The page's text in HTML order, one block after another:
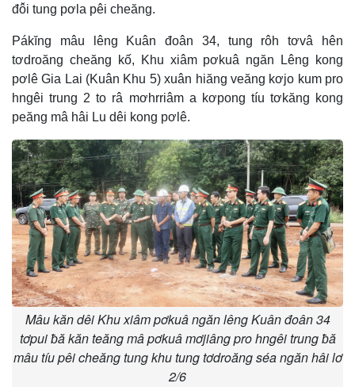
đô̆i tung pơla pêi cheăng.
Pákĭng mâu lêng Kuân đoân 34, tung rôh tơvâ hên
tơdroăng cheăng kố, Khu xiâm pơkuâ ngăn Lêng kong
pơlê Gia Lai (Kuân Khu 5) xuân hiăng veăng kơjo kum pro
hngêi trung 2 to râ mơhrriâm a kơpong tíu tơkăng kong
peăng mâ hâi Lu dêi kong pơlê.
Mâu kăn dêi Khu xiâm pơkuâ ngăn lêng Kuân đoân 34
tơpui ƀă kăn teăng mâ pơkuâ mơjiâng pro hngêi trung ƀă
mâu tíu pêi cheăng tung khu tung tơdroăng séa ngăn hâi lơ
2/6